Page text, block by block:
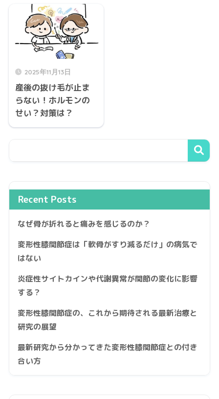
2025年11月13日
産後の抜け毛が止ま
らない！ホルモンの
せい？対策は？
Recent Posts
なぜ骨が折れると痛みを感じるのか？
変形性膝関節症は「軟骨がすり減るだけ」の病気で
はない
炎症性サイトカインや代謝異常が関節の変化に影響
する？
変形性膝関節症の、これから期待される最新治療と
研究の展望
最新研究から分かってきた変形性膝関節症との付き
合い方